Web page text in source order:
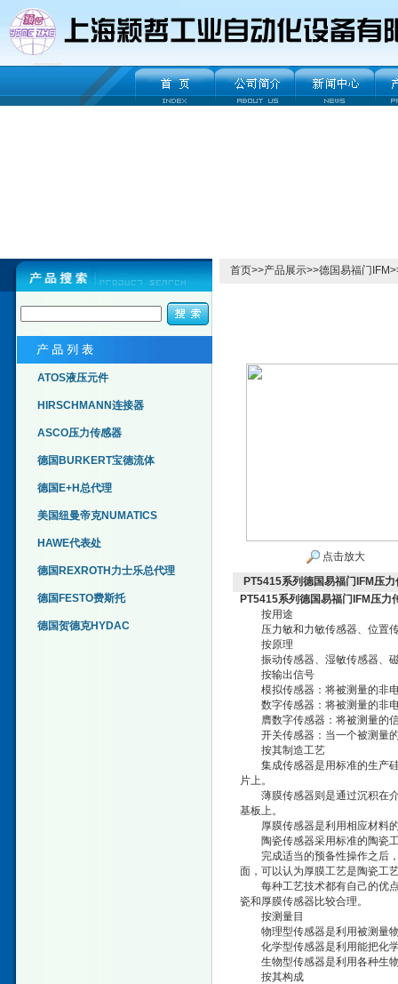
ATOS液压元件
HIRSCHMANN连接器
ASCO压力传感器
德国BURKERT宝德流体
德国E+H总代理
美国纽曼帝克NUMATICS
HAWE代表处
德国REXROTH力士乐总代理
德国FESTO费斯托
德国贺德克HYDAC
首页>>产品展示>>德国易福门IFM
点击放大
PT5415系列德国易福门IFM压力
PT5415系列德国易福门IFM压力
按用途
压力敏和力敏传感器、位置传
按原理
振动传感器、湿敏传感器、磁
按输出信号
模拟传感器：将被测量的非电
数字传感器：将被测量的非电
膺数字传感器：将被测量的信
开关传感器：当一个被测量的
按其制造工艺
集成传感器是用标准的生产硅
片上。
薄膜传感器则是通过沉积在介
基板上。
厚膜传感器是利用相应材料的
陶瓷传感器采用标准的陶瓷工
完成适当的预备性操作之后，
面，可以认为厚膜工艺是陶瓷工
每种工艺技术都有自己的优点
瓷和厚膜传感器比较合理。
按测量目
物理型传感器是利用被测量物
化学型传感器是利用能把化学
生物型传感器是利用各种生物
按其构成